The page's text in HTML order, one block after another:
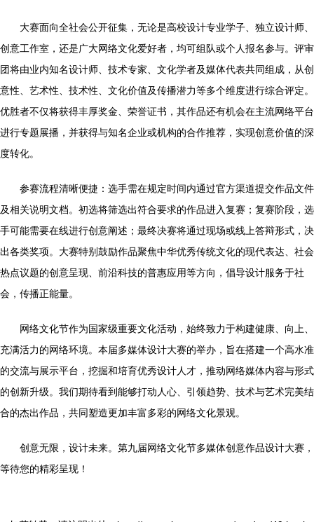
大赛面向全社会公开征集，无论是高校设计专业学子、独立设计师、
创意工作室，还是广大网络文化爱好者，均可组队或个人报名参与。评审
团将由业内知名设计师、技术专家、文化学者及媒体代表共同组成，从创
意性、艺术性、技术性、文化价值及传播潜力等多个维度进行综合评定。
优胜者不仅将获得丰厚奖金、荣誉证书，其作品还有机会在主流网络平台
进行专题展播，并获得与知名企业或机构的合作推荐，实现创意价值的深
度转化。
参赛流程清晰便捷：选手需在规定时间内通过官方渠道提交作品文件
及相关说明文档。初选将筛选出符合要求的作品进入复赛；复赛阶段，选
手可能需要在线进行创意阐述；最终决赛将通过现场或线上答辩形式，决
出各类奖项。大赛特别鼓励作品聚焦中华优秀传统文化的现代表达、社会
热点议题的创意呈现、前沿科技的普惠应用等方向，倡导设计服务于社
会，传播正能量。
网络文化节作为国家级重要文化活动，始终致力于构建健康、向上、
充满活力的网络环境。本届多媒体设计大赛的举办，旨在搭建一个高水准
的交流与展示平台，挖掘和培育优秀设计人才，推动网络媒体内容与形式
的创新升级。我们期待看到能够打动人心、引领趋势、技术与艺术完美结
合的杰出作品，共同塑造更加丰富多彩的网络文化景观。
创意无限，设计未来。第九届网络文化节多媒体创意作品设计大赛，
等待您的精彩呈现！